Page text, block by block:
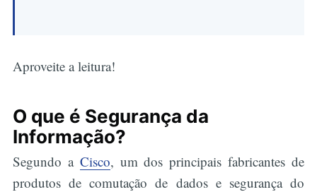
Aproveite a leitura!
O que é Segurança da
Informação?
Segundo a Cisco, um dos principais fabricantes de
produtos de comutação de dados e segurança do